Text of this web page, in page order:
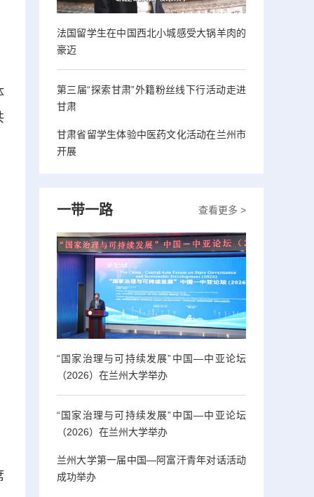
法国留学生在中国西北小城感受大锅羊肉的
豪迈
第三届“探索甘肃”外籍粉丝线下行活动走进
甘肃
甘肃省留学生体验中医药文化活动在兰州市
开展
查看更多 >
一带一路
“国家治理与可持续发展”中国—中亚论坛
（2026）在兰州大学举办
“国家治理与可持续发展”中国—中亚论坛
（2026）在兰州大学举办
兰州大学第一届中国—阿富汗青年对话活动
成功举办